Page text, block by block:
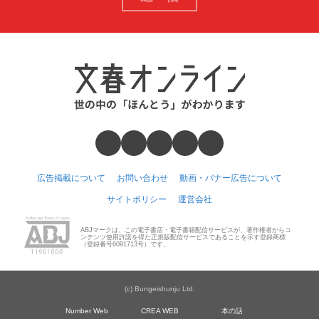
広告掲載について お問い合わせ 動画・バナー広告について
サイトポリシー 運営会社
ABJマークは、この電子書店・電子書籍配信サービスが、著作権者からコ
ンテンツ使用許諾を得た正規版配信サービスであることを示す登録商標
（登録番号6091713号）です。
(c) Bungeishunju Ltd.
Number Web CREA WEB 本の話